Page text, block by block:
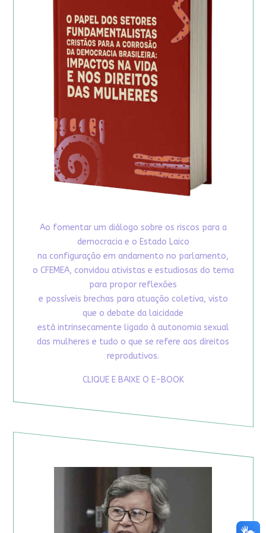
Ao fomentar um diálogo sobre os riscos para a
democracia e o Estado Laico
na configuração em andamento no parlamento,
o CFEMEA, convidou ativistas e estudiosas do tema
para propor reflexões
e possíveis brechas para atuação coletiva, visto
que o debate da laicidade
está intrinsecamente ligado à autonomia sexual
das mulheres e tudo o que se refere aos direitos
reprodutivos.
CLIQUE E BAIXE O E-BOOK